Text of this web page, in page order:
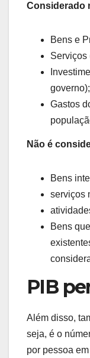
Considerado
Bens e
Serviços
governo);
Gastos
Não é
Bens
serviços
Bens
PIB
Além disso,
seja, é o
por pessoa